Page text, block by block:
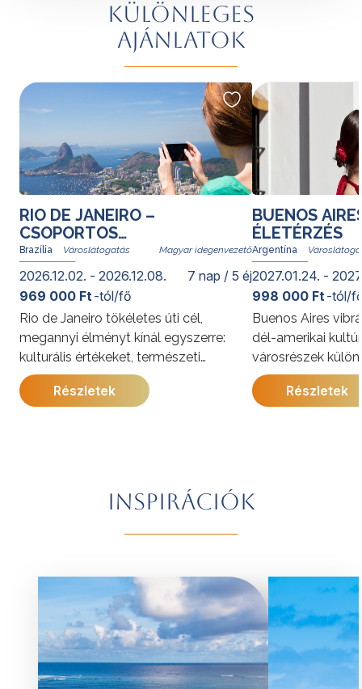
Különleges
ajánlatok
RIO DE JANEIRO –
CSOPORTOS
VÁROSLÁTOGATÁS
Brazília Magyar idegenvezető
2026.12.02. - 2026.12.08. 7 nap / 5 éj
Rio de Janeiro tökéletes úti cél,
megannyi élményt kínál egyszerre:
kulturális értékeket, természeti
kincseket, világhírű strandokat, a
szambát és a bossanovát, izgalmas
További érdekességekért Brazíliáról
A programok sorrendje az indulási
969 000 Ft-tól/fő
Részletek
BUENOS
ÉLETÉRZÉS
Argentína
2027.01.24. -
Buenos Aires
dél-amerikai
városrészek
kínálja. A program
megismerkedhet
természeti
vidék hangulata is
998 000 Ft-tól/
Részletek
Inspirációk
tovább »